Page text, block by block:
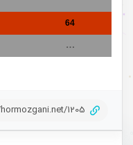
64
…
1205